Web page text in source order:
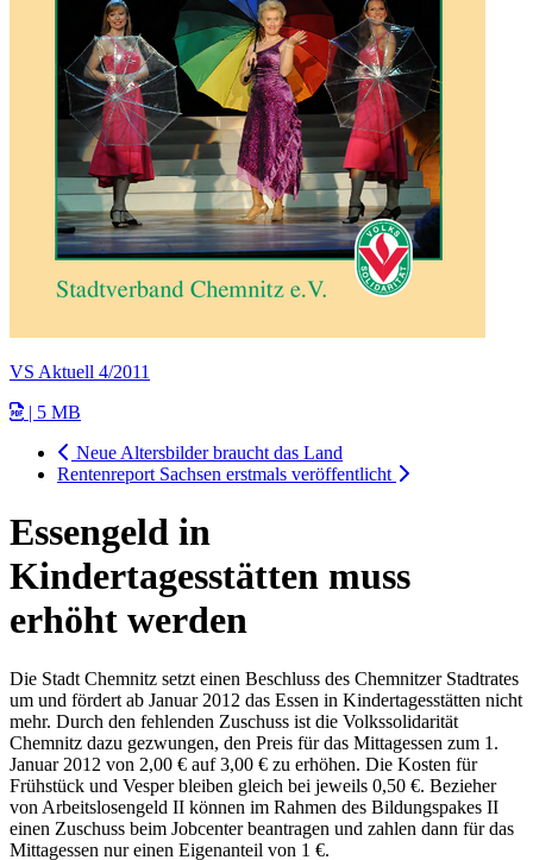
VS Aktuell 4/2011
| 5 MB
Neue Altersbilder braucht das Land
Rentenreport Sachsen erstmals veröffentlicht
Essengeld in
Kindertagesstätten muss
erhöht werden
Die Stadt Chemnitz setzt einen Beschluss des Chemnitzer Stadtrates
um und fördert ab Januar 2012 das Essen in Kindertagesstätten nicht
mehr. Durch den fehlenden Zuschuss ist die Volkssolidarität
Chemnitz dazu gezwungen, den Preis für das Mittagessen zum 1.
Januar 2012 von 2,00 € auf 3,00 € zu erhöhen. Die Kosten für
Frühstück und Vesper bleiben gleich bei jeweils 0,50 €. Bezieher
von Arbeitslosengeld II können im Rahmen des Bildungspakes II
einen Zuschuss beim Jobcenter beantragen und zahlen dann für das
Mittagessen nur einen Eigenanteil von 1 €.